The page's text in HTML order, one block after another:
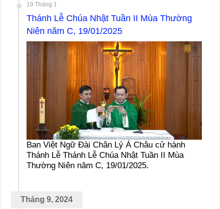
19 Tháng 1
Thánh Lễ Chúa Nhật Tuần II Mùa Thường
Niên năm C, 19/01/2025
Ban Việt Ngữ Đài Chân Lý Á Châu cử hành
Thánh Lễ Thánh Lễ Chúa Nhật Tuần II Mùa
Thường Niên năm C, 19/01/2025.
Tháng 9, 2024